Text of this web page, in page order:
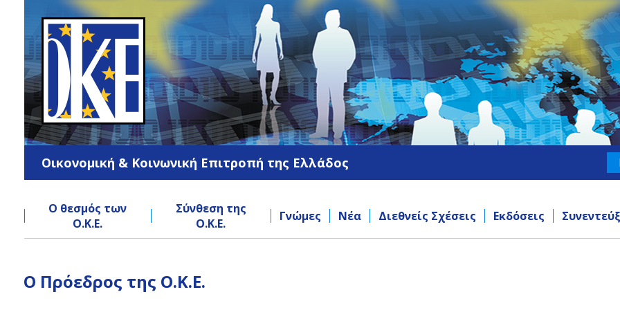
navigation
Οικονομική & Κοινωνική Επιτροπή της Ελλάδος
Ο θεσμός των
Ο.Κ.Ε.
Σύνθεση της
Ο.Κ.Ε.
Γνώμες Νέα Διεθνείς Σχέσεις Εκδόσεις
Ο Πρόεδρος της Ο.Κ.Ε.
top